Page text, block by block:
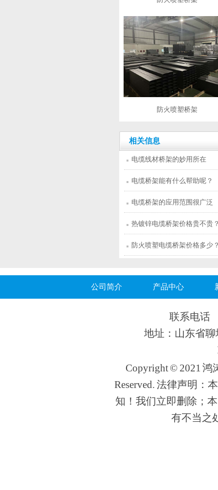
防火喷塑桥架
相关信息
电缆线材桥架的妙用所在
电缆桥架能有什么帮助呢？
电缆桥架的应用范围很广泛
热镀锌电缆桥架价格贵不贵
防火喷塑电缆桥架价格多少
公司简介 产品中心
联系电话
地址：山东省
Copyright © 2021
Reserved. 法律声明：
知！我们立即删除；
有不当之